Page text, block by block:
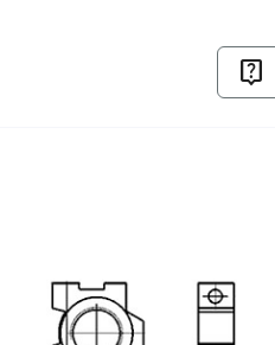
live_help